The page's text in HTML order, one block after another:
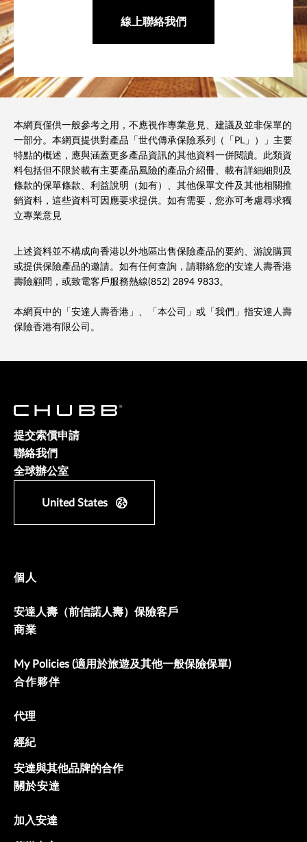
線上聯絡我們
本網頁僅供一般參考之用，不應視作專業意見、建議及並非保單的
一部分。本網頁提供對產品「世代傳承保險系列（「PL」）」主要
特點的概述，應與涵蓋更多產品資訊的其他資料一併閱讀。此類資
料包括但不限於載有主要產品風險的產品介紹冊、載有詳細細則及
條款的保單條款、利益說明（如有）、其他保單文件及其他相關推
銷資料，這些資料可因應要求提供。如有需要，您亦可考慮尋求獨
立專業意見
上述資料並不構成向香港以外地區出售保險產品的要約、游說購買
或提供保險產品的邀請。如有任何查詢，請聯絡您的安達人壽香港
壽險顧問，或致電客戶服務熱線(852) 2894 9833。
本網頁中的「安達人壽香港」、「本公司」或「我們」指安達人壽
保險香港有限公司。
提交索償申請
聯絡我們
全球辦公室
United States
個人
安達人壽（前信諾人壽）保險客戶
商業
My Policies (適用於旅遊及其他一般保險保單)
合作夥伴
代理
經紀
安達與其他品牌的合作
關於安達
加入安達